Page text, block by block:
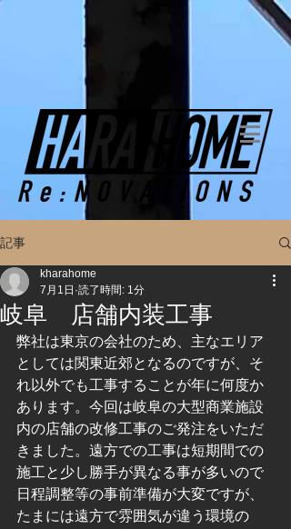
記事
岐阜 店舗内装工事
kharahome
7月1日 読了時間: 1分
弊社は東京の会社のため、主なエリア
としては関東近郊となるのですが、そ
れ以外でも工事することが年に何度か
あります。今回は岐阜の大型商業施設
内の店舗の改修工事のご発注をいただ
きました。遠方での工事は短期間での
施工と少し勝手が異なる事が多いので
日程調整等の事前準備が大変ですが、
たまには遠方で雰囲気が違う環境の